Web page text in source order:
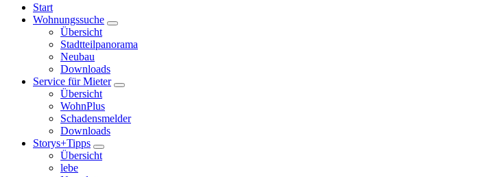
Start
Wohnungssuche
Übersicht
Stadtteilpanorama
Neubau
Downloads
Service für Mieter
Übersicht
WohnPlus
Schadensmelder
Downloads
Storys+Tipps
Übersicht
lebe